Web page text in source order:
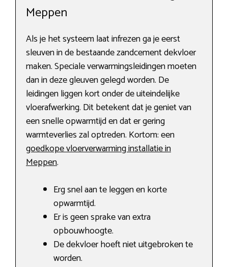
Meppen
Als je het systeem laat infrezen ga je eerst
sleuven in de bestaande zandcement dekvloer
maken. Speciale verwarmingsleidingen moeten
dan in deze gleuven gelegd worden. De
leidingen liggen kort onder de uiteindelijke
vloerafwerking. Dit betekent dat je geniet van
een snelle opwarmtijd en dat er gering
warmteverlies zal optreden. Kortom: een
goedkope vloerverwarming installatie in
Meppen.
Erg snel aan te leggen en korte
opwarmtijd.
Er is geen sprake van extra
opbouwhoogte.
De dekvloer hoeft niet uitgebroken te
worden.